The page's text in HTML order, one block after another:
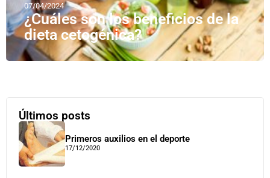
07/04/2024
¿Cuáles son los beneficios de la
dieta cetogénica?
Últimos posts
Primeros auxilios en el deporte
17/12/2020